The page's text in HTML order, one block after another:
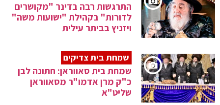
התרגשות רבה בדינר "מקושרים
לדורות" בקהילת "ישועות משה"
ויזניץ בביתר עילית
שמחת בית צדיקים
שמחת בית סאווראן: חתונה לבן
כ"ק מרן אדמו"ר מסאווראן
שליט"א